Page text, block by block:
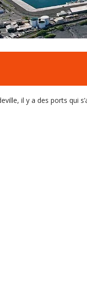
il y a des ports qui